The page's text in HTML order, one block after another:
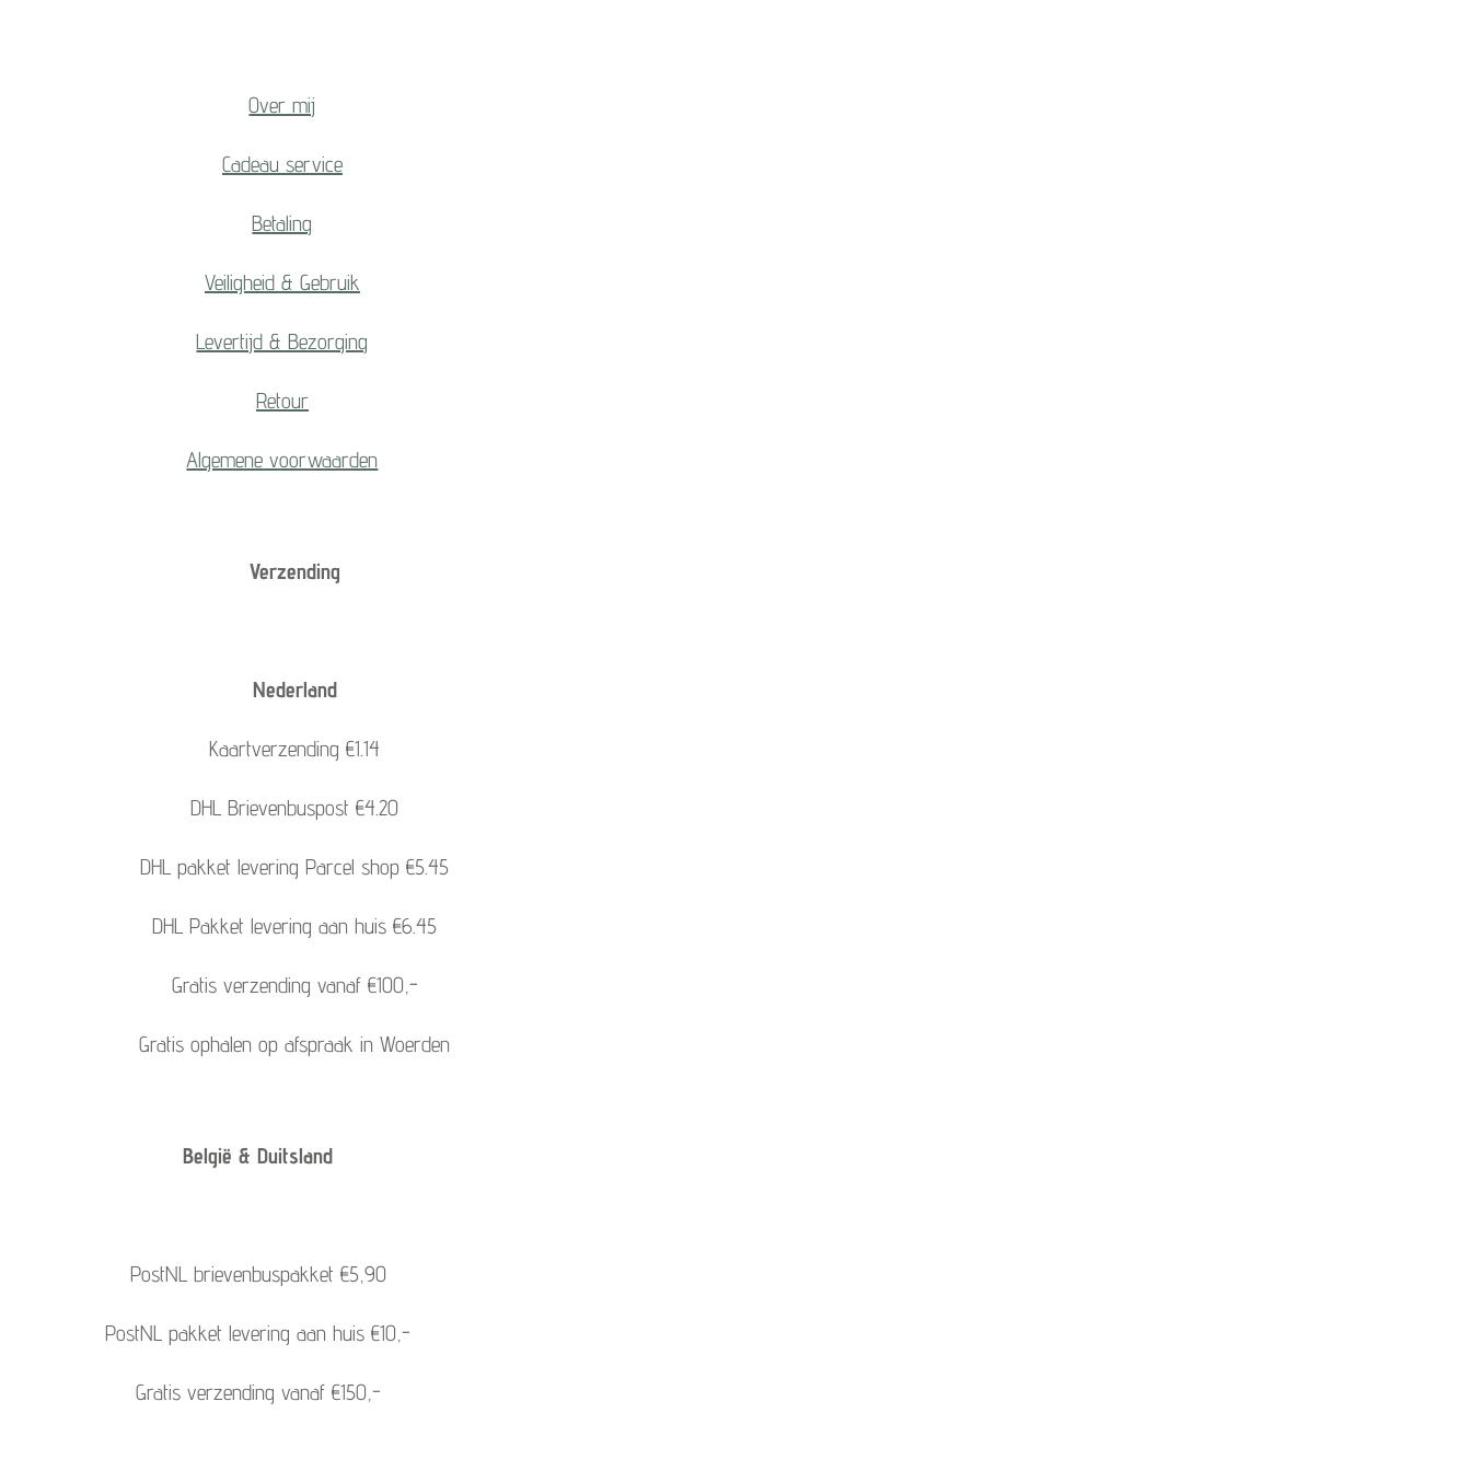
Over mij
Cadeau service
Betaling
Veiligheid & Gebruik
Levertijd & Bezorging
Retour
Algemene voorwaarden
Verzending
Nederland
Kaartverzending €1.14
DHL Brievenbuspost €4.20
DHL pakket levering Parcel shop €5.45
DHL Pakket levering aan huis €6.45
Gratis verzending vanaf €100,-
Gratis ophalen op afspraak in Woerden
België & Duitsland
PostNL brievenbuspakket €5,90
PostNL pakket levering aan huis €10,-
Gratis verzending vanaf €150,-